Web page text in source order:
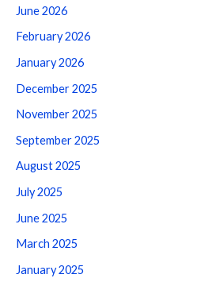
June 2026
February 2026
January 2026
December 2025
November 2025
September 2025
August 2025
July 2025
June 2025
March 2025
January 2025